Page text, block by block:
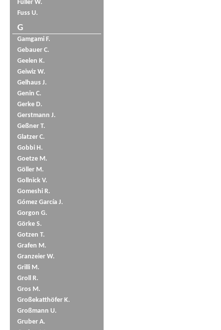
Füller W.
Fuss U.
G
Gamgami F.
Gebauer C.
Geelen K.
Geiwiz W.
Gelhaus J.
Genin C.
Gerke D.
Gerstmann J.
Geßner T.
Glatzer C.
Gobbi H.
Goetze M.
Göller M.
Gollnick V.
Gomeshi R.
Gómez García J.
Gorgon G.
Görke S.
Gotzen T.
Grafen M.
Granzeier W.
Grilli M.
Groll R.
Gros M.
Großekatthöfer K.
Großmann U.
Gruber A.